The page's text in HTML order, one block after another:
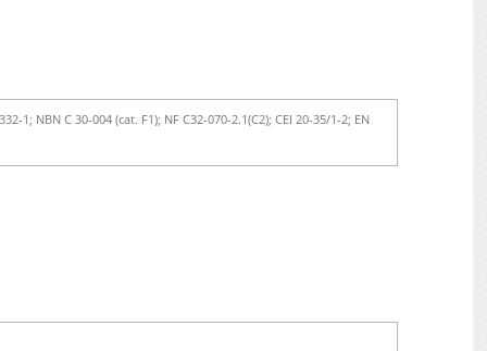
1; NBN C 30-004 (cat. F1); NF C32-070-2.1(C2); CEI 20-35/1-2; EN